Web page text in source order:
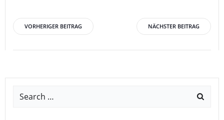
Post
navigation
VORHERIGER BEITRAG
Post
navigation
NÄCHSTER BEITRAG
Search